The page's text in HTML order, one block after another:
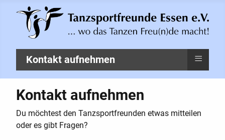
Kontakt aufnehmen ≡
Kontakt aufnehmen
Du möchtest den Tanzsportfreunden etwas mitteilen
oder es gibt Fragen?